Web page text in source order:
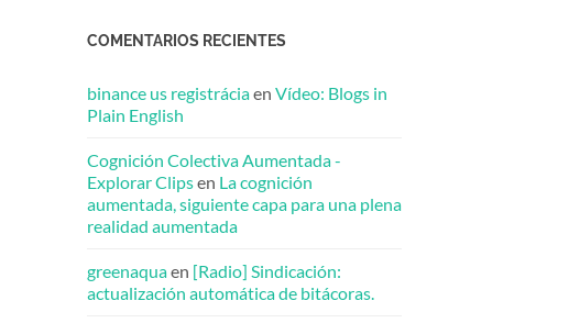
COMENTARIOS RECIENTES
binance us registráciaen Vídeo: Blogs in
Plain English
Cognición Colectiva Aumentada -
Explorar Clipsen La cognición
aumentada, siguiente capa para una plena
realidad aumentada
greenaquaen [Radio] Sindicación:
actualización automática de bitácoras.